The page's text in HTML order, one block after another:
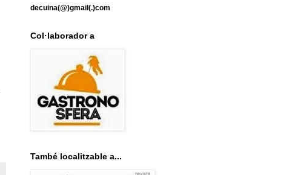
decuina(@)gmail(.)com
Col·laborador a
També localitzable a...